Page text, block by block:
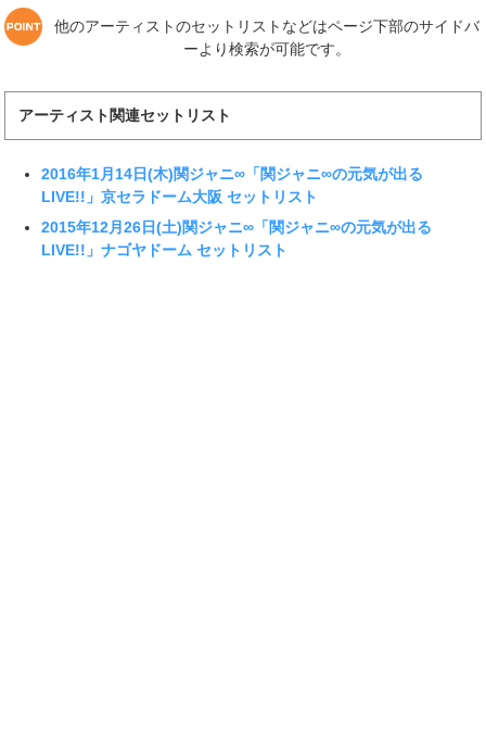
他のアーティストのセットリストなどはページ下部のサイドバ
ーより検索が可能です。
アーティスト関連セットリスト
2016年1月14日(木)関ジャニ∞「関ジャニ∞の元気が出る
LIVE!!」京セラドーム大阪 セットリスト
2015年12月26日(土)関ジャニ∞「関ジャニ∞の元気が出る
LIVE!!」ナゴヤドーム セットリスト